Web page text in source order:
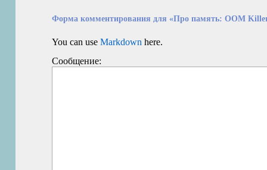
Форма комментирования для «Про память: OOM
You can useMarkdown here.
Сообщение: